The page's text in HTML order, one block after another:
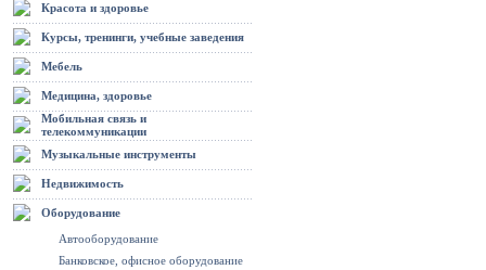
Красота и здоровье
Курсы, тренинги, учебные заведения
Мебель
Медицина, здоровье
Мобильная связь и
телекоммуникации
Музыкальные инструменты
Недвижимость
Оборудование
Автооборудование
Банковское, офисное оборудование